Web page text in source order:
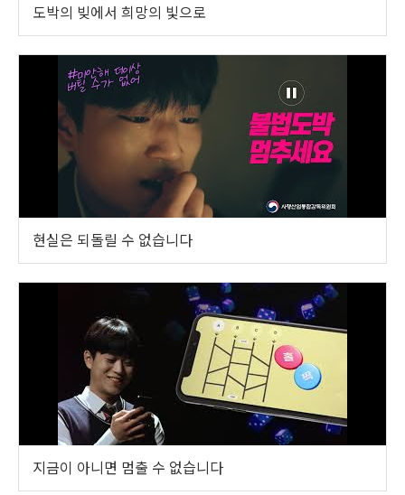
도박의 빚에서 희망의 빛으로
현실은 되돌릴 수 없습니다
지금이 아니면 멈출 수 없습니다